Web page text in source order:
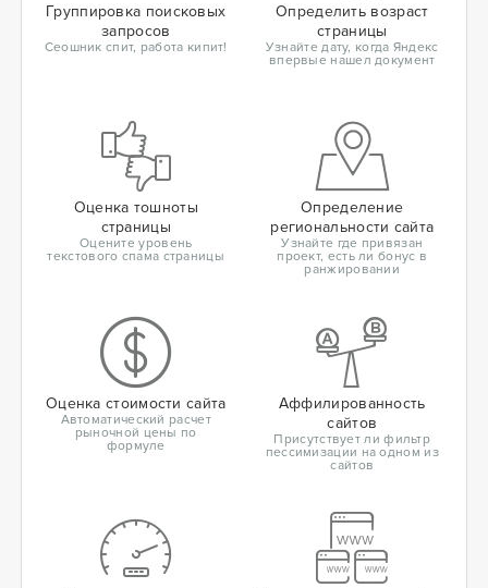
Группировка поисковых
запросов
Сеошник спит, работа кипит!
Определить возраст
страницы
Узнайте дату, когда Яндекс
впервые нашел документ
Оценка тошноты
страницы
Оцените уровень
текстового спама страницы
Определение
региональности сайта
Узнайте где привязан
проект, есть ли бонус в
ранжировании
Оценка стоимости сайта
Автоматический расчет
рыночной цены по
формуле
Аффилированность
сайтов
Присутствует ли фильтр
пессимизации на одном из
сайтов